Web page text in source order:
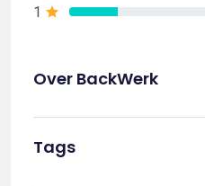
1
Over BackWerk
Tags